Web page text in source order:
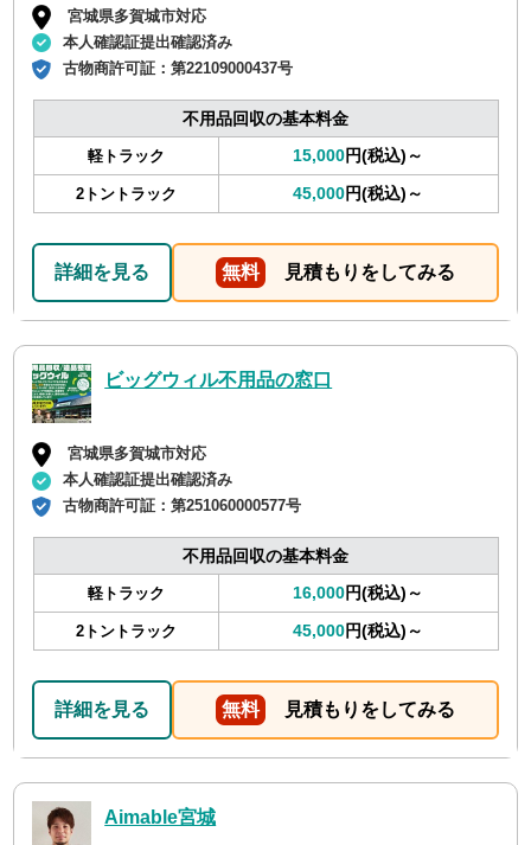
宮城県多賀城市対応
本人確認証提出確認済み
古物商許可証：第22109000437号
不用品回収の基本料金
軽トラック 15,000円(税込)～
2トントラック 45,000円(税込)～
詳細を見る 無料 見積もりをしてみる
ビッグウィル不用品の窓口
宮城県多賀城市対応
本人確認証提出確認済み
古物商許可証：第251060000577号
不用品回収の基本料金
軽トラック 16,000円(税込)～
2トントラック 45,000円(税込)～
詳細を見る 無料 見積もりをしてみる
Aimable宮城